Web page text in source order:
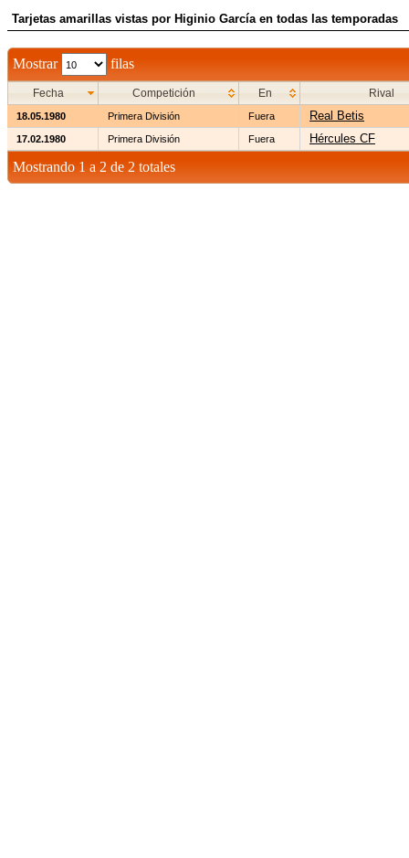
Tarjetas amarillas vistas por Higinio García en todas las temporadas
Mostrar filas
Fecha Competición En Rival
18.05.1980 Primera División Fuera Real Betis
17.02.1980 Primera División Fuera Hércules CF
Mostrando 1 a 2 de 2 totales